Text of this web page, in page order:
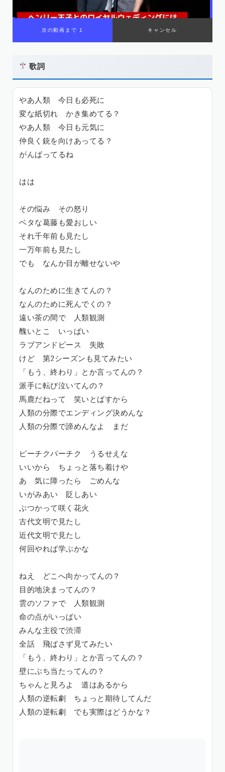
歌詞
やあ人類 今日も必死に
変な紙切れ かき集めてる？
やあ人類 今日も元気に
仲良く銃を向けあってる？
がんばってるね
はは
その悩み その怒り
ベタな葛藤も愛おしい
それ千年前も見たし
一万年前も見たし
でも なんか目が離せないや
なんのために生きてんの？
なんのために死んでくの？
遠い茶の間で 人類観測
醜いとこ いっぱい
ラブアンドピース 失敗
けど 第2シーズンも見てみたい
「もう、終わり」とか言ってんの？
派手に転び泣いてんの？
馬鹿だねって 笑いとばすから
人類の分際でエンディング決めんな
人類の分際で諦めんなよ まだ
ピーチクパーチク うるせえな
いいから ちょっと落ち着けや
あ 気に障ったら ごめんな
いがみあい 貶しあい
ぶつかって咲く花火
古代文明で見たし
近代文明で見たし
何回やれば学ぶかな
ねえ どこへ向かってんの？
目的地決まってんの？
雲のソファで 人類観測
命の点がいっぱい
みんな主役で渋滞
全話 飛ばさず見てみたい
「もう、終わり」とか言ってんの？
壁にぶち当たってんの？
ちゃんと見ろよ 道はあるから
人類の逆転劇 ちょっと期待してんだ
人類の逆転劇 でも実際はどうかな？